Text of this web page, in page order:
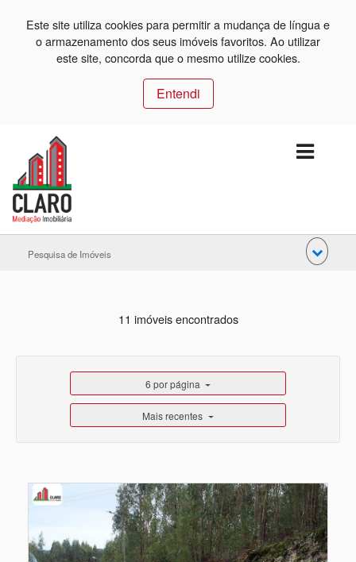
Este site utiliza cookies para permitir a mudança de língua e
o armazenamento dos seus imóveis favoritos. Ao utilizar
este site, concorda que o mesmo utilize cookies.
Entendi
Pesquisa de Imóveis
11 imóveis encontrados
6 por página
Mais recentes